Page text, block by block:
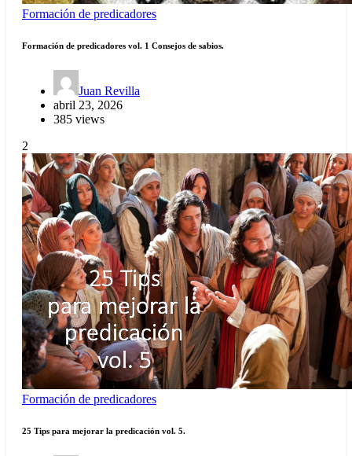
Formación de predicadores
Formación de predicadores vol. 1 Consejos de sabios.
Juan Revilla
abril 23, 2026
385 views
2
Formación de predicadores
25 Tips para mejorar la predicación vol. 5.